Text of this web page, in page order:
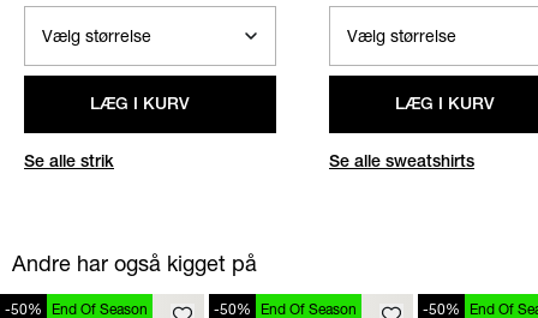
LÆG I KURV
Se alle strik
LÆG I KURV
Se alle sweatshirts
Andre har også kigget på
-50% End Of Season -50% End Of Season -50% End Of